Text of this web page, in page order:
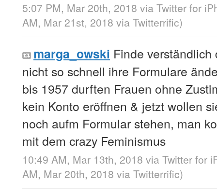
5:07 PM, Mar 20th, 2018 via Twitter for
AM, Mar 21st, 2018 via Twitterrific)
marga_owski Finde
nicht so schnell ihre Formulare
bis 1957 durften Frauen ohne
kein Konto eröffnen & jetzt wollen
noch aufm Formular stehen, man
mit dem crazy Feminismus
10:49 AM, Mar 13th, 2018 via Twitter for
AM, Mar 20th, 2018 via Twitterrific)